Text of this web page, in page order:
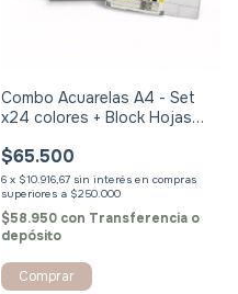
Combo Acuarelas A4 - Set
x24 colores + Block Hojas
$65.500
6 x $10.916,67 sin interés
$58.950 con Transferencia o
depósito